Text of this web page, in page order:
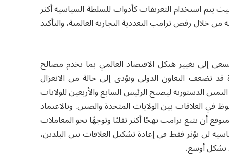
استخدام التعريفات كأدوات للسلطة السياسية أكثر
خلال رفض ترامب التعددية التجارية العالمية، والتأكيد
إلى تغيير هيكل الاقتصاد العالمي بما يخدم مصالح
تضعف التعاون الدولي وتؤدي إلى حالة من الانعزال
أدى دونالد ترامب اليمين الدستورية ليصبح الرئيس السابع والأربعين للولايات
العلاقات بين الولايات المتحدة والصين. وبالاعتماد
أن يتبع ترامب نهجًا أكثر تقلبًا وتوجهًا نحو المعاملات
لن تؤثر فقط في إعادة تشكيل العلاقات بين البلدين،
بشكل أوسع.